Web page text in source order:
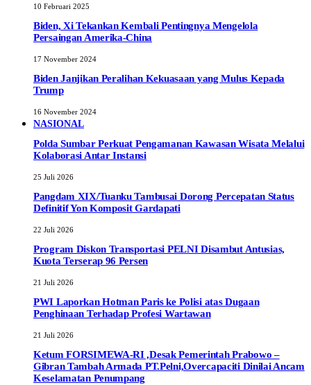
10 Februari 2025
Biden, Xi Tekankan Kembali Pentingnya Mengelola
Persaingan Amerika-China
17 November 2024
Biden Janjikan Peralihan Kekuasaan yang Mulus Kepada
Trump
16 November 2024
NASIONAL
Polda Sumbar Perkuat Pengamanan Kawasan Wisata Melalui
Kolaborasi Antar Instansi
25 Juli 2026
Pangdam XIX/Tuanku Tambusai Dorong Percepatan Status
Definitif Yon Komposit Gardapati
22 Juli 2026
Program Diskon Transportasi PELNI Disambut Antusias,
Kuota Terserap 96 Persen
21 Juli 2026
PWI Laporkan Hotman Paris ke Polisi atas Dugaan
Penghinaan Terhadap Profesi Wartawan
21 Juli 2026
Ketum FORSIMEWA-RI ,Desak Pemerintah Prabowo –
Gibran Tambah Armada PT.Pelni,Overcapaciti Dinilai Ancam
Keselamatan Penumpang